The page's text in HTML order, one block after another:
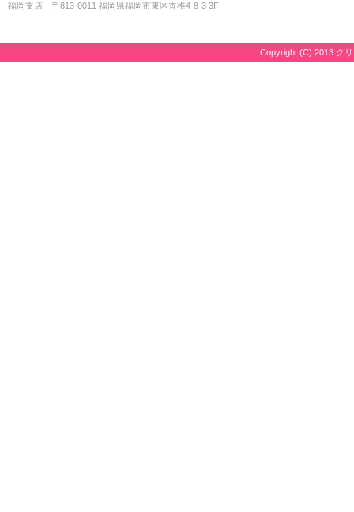
福岡支店
〒813-0011 福岡県福岡市東区香椎4-8-3 3F
Copyright (C) 2013 ク